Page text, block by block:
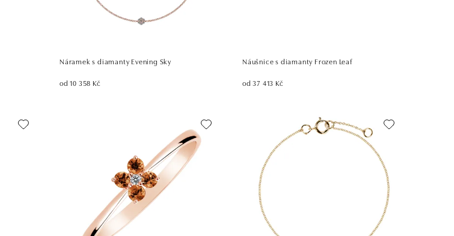
Náramek s diamanty Evening Sky
od 10 358 Kč
Náušnice s diamanty Frozen Leaf
od 37 413 Kč